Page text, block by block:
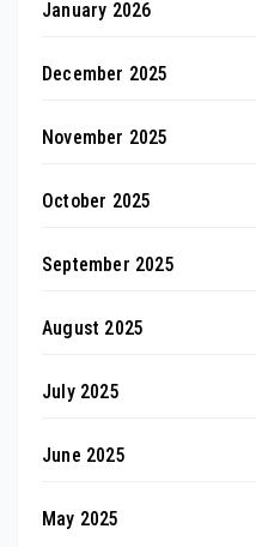
January 2026
December 2025
November 2025
October 2025
September 2025
August 2025
July 2025
June 2025
May 2025